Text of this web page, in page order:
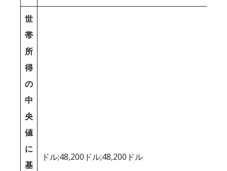
世
帯
所
得
の
中
央
値
に
基
ドル;48,200ドル;48,200ドル